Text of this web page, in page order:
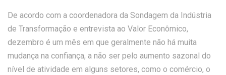
De acordo com a coordenadora da Sondagem da Indústria
de Transformação e entrevista ao Valor Econômico,
dezembro é um mês em que geralmente não há muita
mudança na confiança, a não ser pelo aumento sazonal do
nível de atividade em alguns setores, como o comércio, o